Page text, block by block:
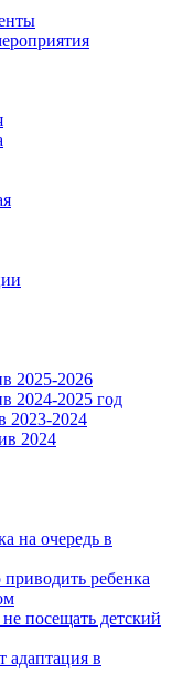
2025-2026
2024-2025 год
2023-2024
2024
на очередь в
ребенка
посещать детский
в